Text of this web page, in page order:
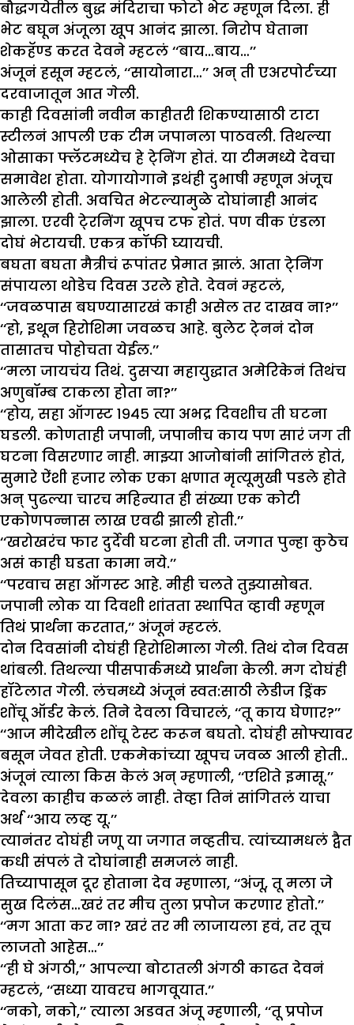
बौद्धगयेतील बुद्ध मंदिराचा फोटो भेट म्हणून दिला. ही
भेट बघून अंजूला खूप आनंद झाला. निरोप घेताना
शेकहॅण्ड करत देवने म्हटलं ‘‘बाय…बाय…’’
अंजूनं हसून म्हटलं, ‘‘सायोनारा…’’ अन् ती एअरपोर्टच्या
दरवाजातून आत गेली.
काही दिवसांनी नवीन काहीतरी शिकण्यासाठी टाटा
स्टीलनं आपली एक टीम जपानला पाठवली. तिथल्या
ओसाका फ्लॅटमध्येच हे टे्निंग होतं. या टीममध्ये देवचा
समावेश होता. योगायोगाने इथंही दुभाषी म्हणून अंजूच
आलेली होती. अवचित भेटल्यामुळे दोघांनाही आनंद
झाला. एरवी टे्रनिंग खूपच टफ होतं. पण वीक एंडला
दोघं भेटायची. एकत्र कॉफी घ्यायची.
बघता बघता मैत्रीचं रूपांतर प्रेमात झालं. आता टे्निंग
संपायला थोडेच दिवस उरले होते. देवनं म्हटलं,
‘‘जवळपास बघण्यासारखं काही असेल तर दाखव ना?’’
‘‘हो, इथून हिरोशिमा जवळच आहे. बुलेट टे्ननं दोन
तासातच पोहोचता येईल.’’
‘‘मला जायचंय तिथं. दुसऱ्या महायुद्धात अमेरिकेनं तिथंच
अणुबॉम्ब टाकला होता ना?’’
‘‘होय, सहा ऑगस्ट १९४५ त्या अभद्र दिवशीच ती घटना
घडली. कोणताही जपानी, जपानीच काय पण सारं जग ती
घटना विसरणार नाही. माझ्या आजोबांनी सांगितलं होतं,
सुमारे ऐंशी हजार लोक एका क्षणात मृत्यूमुखी पडले होते
अन् पुढल्या चारच महिन्यात ही संख्या एक कोटी
एकोणपन्नास लाख एवढी झाली होती.’’
‘‘खरोखरंच फार दुर्देवी घटना होती ती. जगात पुन्हा कुठेच
असं काही घडता कामा नये.’’
‘‘परवाच सहा ऑगस्ट आहे. मीही चलते तुझ्यासोबत.
जपानी लोक या दिवशी शांतता स्थापित व्हावी म्हणून
तिथं प्रार्थना करतात,’’ अंजूनं म्हटलं.
दोन दिवसांनी दोघंही हिरोशिमाला गेली. तिथं दोन दिवस
थांबली. तिथल्या पीसपार्कमध्ये प्रार्थना केली. मग दोघंही
हॉटेलात गेली. लंचमध्ये अंजूनं स्वत:साठी लेडीज ड्रिंक
शोंचू ऑर्डर केलं. तिने देवला विचारलं, ‘‘तू काय घेणार?’’
‘‘आज मीदेखील शोंचू टेस्ट करून बघतो. दोघंही सोफ्यावर
बसून जेवत होती. एकमेकांच्या खूपच जवळ आली होती..
अंजूनं त्याला किस केलं अन् म्हणाली, ‘‘एशिते इमासू.’’
देवला काहीच कळलं नाही. तेव्हा तिनं सांगितलं याचा
अर्थ ‘‘आय लव्ह यू.’’
त्यानंतर दोघंही जणू या जगात नव्हतीच. त्यांच्यामधलं द्वैत
कधी संपलं ते दोघांनाही समजलं नाही.
तिच्यापासून दूर होताना देव म्हणाला, ‘‘अंजू, तू मला जे
सुख दिलंस…खरं तर मीच तुला प्रपोज करणार होतो.’’
‘‘मग आता कर ना? खरं तर मी लाजायला हवं, तर तूच
लाजतो आहेस…’’
‘‘ही घे अंगठी,’’ आपल्या बोटातली अंगठी काढत देवनं
म्हटलं, ‘‘सध्या यावरच भागवूयात.’’
‘‘नको, नको,’’ त्याला अडवत अंजू म्हणाली, ‘‘तू प्रपोज